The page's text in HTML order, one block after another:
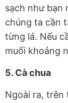
sạch như bạn
chúng ta cần
từng lá. Nếu
muối khoảng
5. Cà chua
Ngoài ra, trên